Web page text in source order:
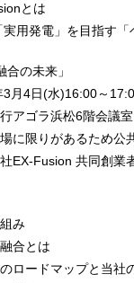
とは
発電」を目指す「
合の未来」
4日(水)16:00～
ラ浜松6階会議室（
あるため公共の
Fusion 共同創業者
み
とは
ードマップと当社の